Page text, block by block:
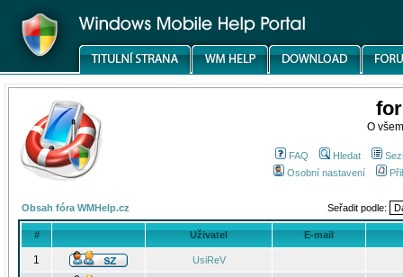
O
FAQ Hledat
Osobní nastavení
Obsah fóra WMHelp.cz Seřadit podle:
# Uživatel E-mail
1 UsiReV